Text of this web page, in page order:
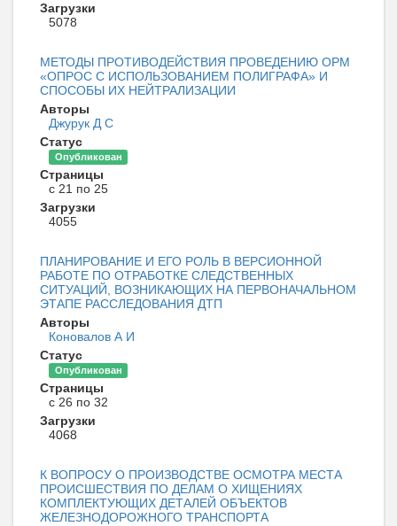
Загрузки
5078
МЕТОДЫ ПРОТИВОДЕЙСТВИЯ ПРОВЕДЕНИЮ ОРМ
«ОПРОС С ИСПОЛЬЗОВАНИЕМ ПОЛИГРАФА» И
СПОСОБЫ ИХ НЕЙТРАЛИЗАЦИИ
Авторы
Джурук Д С
Статус
Опубликован
Страницы
с 21 по 25
Загрузки
4055
ПЛАНИРОВАНИЕ И ЕГО РОЛЬ В ВЕРСИОННОЙ
РАБОТЕ ПО ОТРАБОТКЕ СЛЕДСТВЕННЫХ
СИТУАЦИЙ, ВОЗНИКАЮЩИХ НА ПЕРВОНАЧАЛЬНОМ
ЭТАПЕ РАССЛЕДОВАНИЯ ДТП
Авторы
Коновалов А И
Статус
Опубликован
Страницы
с 26 по 32
Загрузки
4068
К ВОПРОСУ О ПРОИЗВОДСТВЕ ОСМОТРА МЕСТА
ПРОИСШЕСТВИЯ ПО ДЕЛАМ О ХИЩЕНИЯХ
КОМПЛЕКТУЮЩИХ ДЕТАЛЕЙ ОБЪЕКТОВ
ЖЕЛЕЗНОДОРОЖНОГО ТРАНСПОРТА